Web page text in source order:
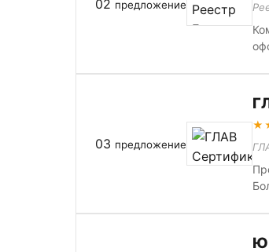
02 предложение
03 предложение